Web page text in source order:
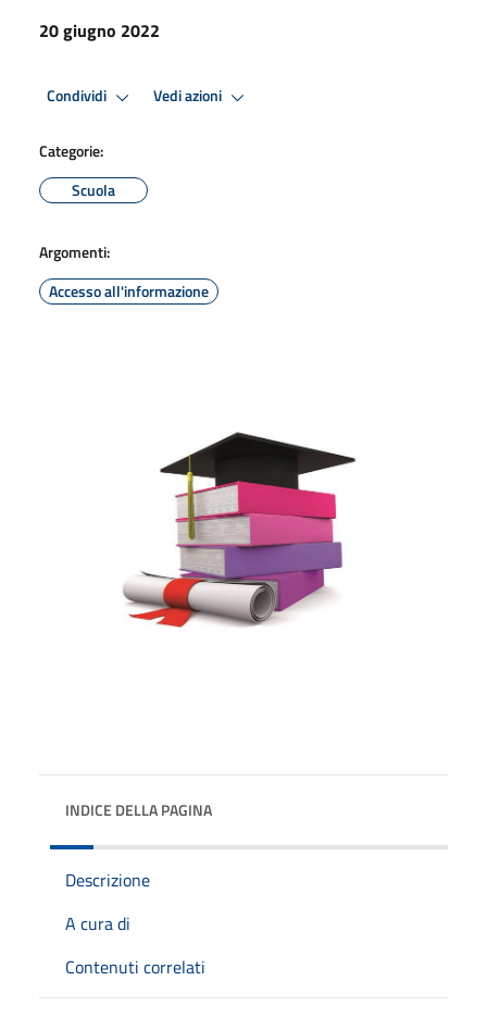
20 giugno 2022
Condividi Vedi azioni
Categorie:
Scuola
Argomenti:
Accesso all'informazione
INDICE DELLA PAGINA
Descrizione
A cura di
Contenuti correlati